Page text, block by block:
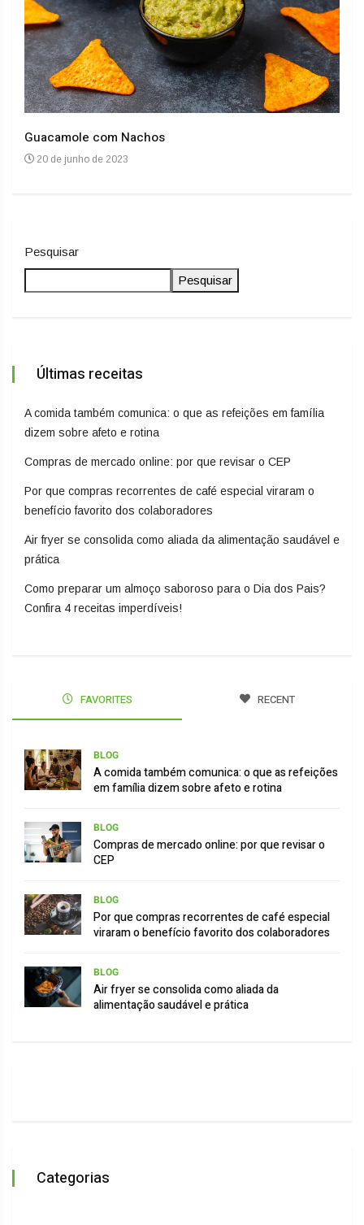
Guacamole com Nachos
20 de junho de 2023
Pesquisar
Pesquisar
Últimas receitas
A comida também comunica: o que as refeições em família
dizem sobre afeto e rotina
Compras de mercado online: por que revisar o CEP
Por que compras recorrentes de café especial viraram o
benefício favorito dos colaboradores
Air fryer se consolida como aliada da alimentação saudável e
prática
Como preparar um almoço saboroso para o Dia dos Pais?
Confira 4 receitas imperdíveis!
FAVORITES RECENT
BLOG
A comida também comunica: o que as refeições
em família dizem sobre afeto e rotina
BLOG
Compras de mercado online: por que revisar o
CEP
BLOG
Por que compras recorrentes de café especial
viraram o benefício favorito dos colaboradores
BLOG
Air fryer se consolida como aliada da
alimentação saudável e prática
Categorias